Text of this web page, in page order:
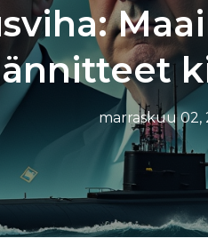
marraskuu 02,